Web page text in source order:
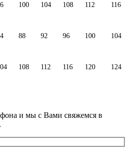
100 104 108 112 116
88 92 96 100 104
108 112 116 120 124
и мы с Вами свяжемся в